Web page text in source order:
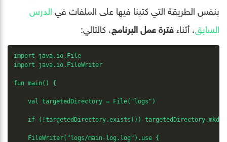
بنفس الطريقة التي كتبنا فيها على الملفات فيالدرس
السابق، أثناءفترة عمل البرنامج، كالتالي:
import java.io.File
import java.io.FileWriter
fun main() {
    val targetedDirectory = File("logs")
if (!targetedDirectory.exists())
    FileWriter("logs/main-log.log").use {